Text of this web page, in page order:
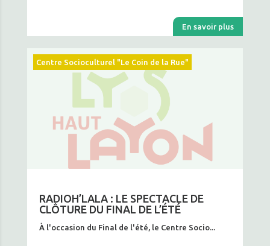
En savoir plus
RADIOH’LALA : LE SPECTACLE DE
CLÔTURE DU FINAL DE L’ÉTÉ
À l'occasion du Final de l'été, le Centre Socio...
Centre Socioculturel "Le Coin de la Rue"